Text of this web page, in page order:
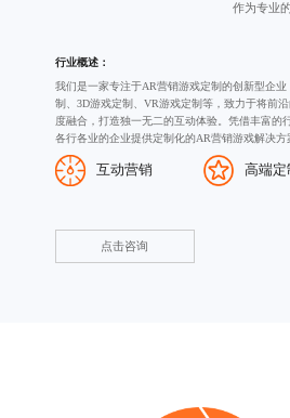
作为专业
行业概述：
我们是一家专注于AR营销游戏定制的创新型企
制
、3D游戏定制
、VR游戏定制等，致力于将前
度融合，打造独一无二的互动体验。凭借丰富的
各行各业的企业提供定制化的AR营销游戏解决方
互动营销 高端定
点击咨询